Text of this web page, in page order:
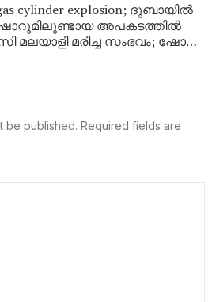
cylinder explosion; ദുബായിൽ
അപകടത്തിൽ
മലയാളി മരിച്ച സംഭവം; ഷോറൂം
be published. Required fields are